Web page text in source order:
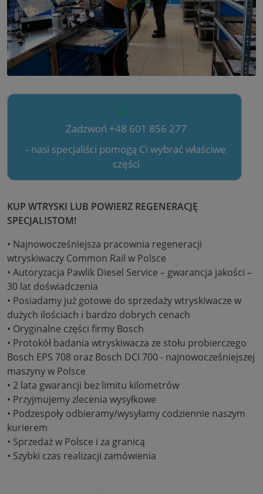
Zadzwoń +48 601 856 277
- nasi specjaliści pomogą Ci wybrać właściwe
części
KUP WTRYSKI LUB POWIERZ REGENERACJĘ
SPECJALISTOM!
• Najnowocześniejsza pracownia regeneracji
wtryskiwaczy Common Rail w Polsce
• Autoryzacja Pawlik Diesel Service – gwarancja jakości –
30 lat doświadczenia
• Posiadamy już gotowe do sprzedaży wtryskiwacze w
dużych ilościach i bardzo dobrych cenach
• Oryginalne części firmy Bosch
• Protokół badania wtryskiwacza ze stołu probierczego
Bosch EPS 708 oraz Bosch DCI 700 - najnowocześniejszej
maszyny w Polsce
• 2 lata gwarancji bez limitu kilometrów
• Przyjmujemy zlecenia wysyłkowe
• Podzespoły odbieramy/wysyłamy codziennie naszym
kurierem
• Sprzedaż w Polsce i za granicą
• Szybki czas realizacji zamówienia